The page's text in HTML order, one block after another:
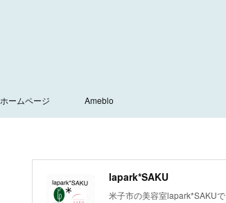
ホームページ Ameblo
lapark*SAKU
米子市の美容室lapark*SAKUで